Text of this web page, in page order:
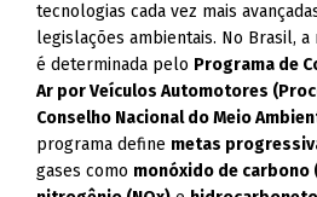
tecnologias cada vez mais
legislações ambientais. No Brasil, a
é determinada pelo Programa de
Ar por Veículos Automotores
Conselho Nacional do Meio
programa define metas
gases como monóxido de carbono